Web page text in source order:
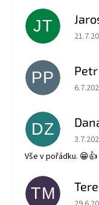
JT
PP
DZ
Vše v pořádku. 😁👍
TM